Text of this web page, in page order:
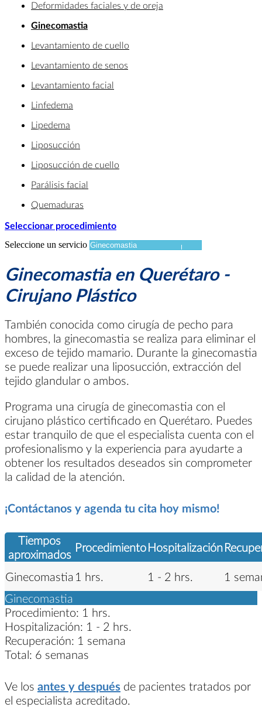
Deformidades faciales y de oreja
Ginecomastia
Levantamiento de cuello
Levantamiento de senos
Levantamiento facial
Linfedema
Lipedema
Liposucción
Liposucción de cuello
Parálisis facial
Quemaduras
Seleccionar procedimiento
Seleccione un servicio
Ginecomastia en Querétaro -
Cirujano Plástico
También conocida como cirugía de pecho para
hombres, la ginecomastia se realiza para eliminar el
exceso de tejido mamario. Durante la ginecomastia
se puede realizar una liposucción, extracción del
tejido glandular o ambos.
Programa una cirugía de ginecomastia con el
cirujano plástico certificado en Querétaro. Puedes
estar tranquilo de que el especialista cuenta con el
profesionalismo y la experiencia para ayudarte a
obtener los resultados deseados sin comprometer
la calidad de la atención.
¡Contáctanos y agenda tu cita hoy mismo!
Tiempos
aproximados ProcedimientoHospitalización
Ginecomastia 1 hrs. 1 - 2 hrs.
1
Ginecomastia
Procedimiento: 1 hrs.
Hospitalización: 1 - 2 hrs.
Recuperación: 1 semana
Total: 6 semanas
Ve los antes y después de pacientes tratados por
el especialista acreditado.